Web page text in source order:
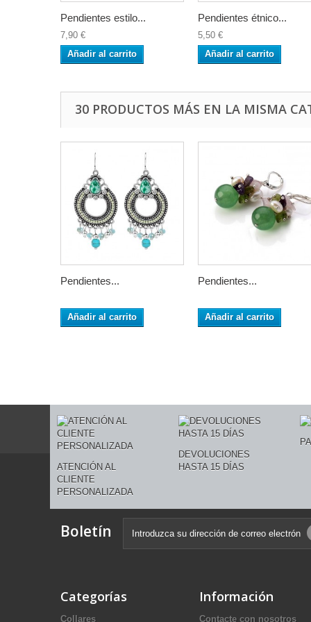
Pendientes estilo...
7,90 €
Añadir al carrito
Pendientes étnico...
5,50 €
Añadir al carrito
30 PRODUCTOS MÁS EN LA MISMA
Pendientes...
Añadir al carrito
Pendientes...
Añadir al carrito
ATENCIÓN AL
CLIENTE
PERSONALIZADA
DEVOLUCIONES
HASTA 15 DÍAS
Boletín
Categorías
Collares
Información
Contacte con nosotros